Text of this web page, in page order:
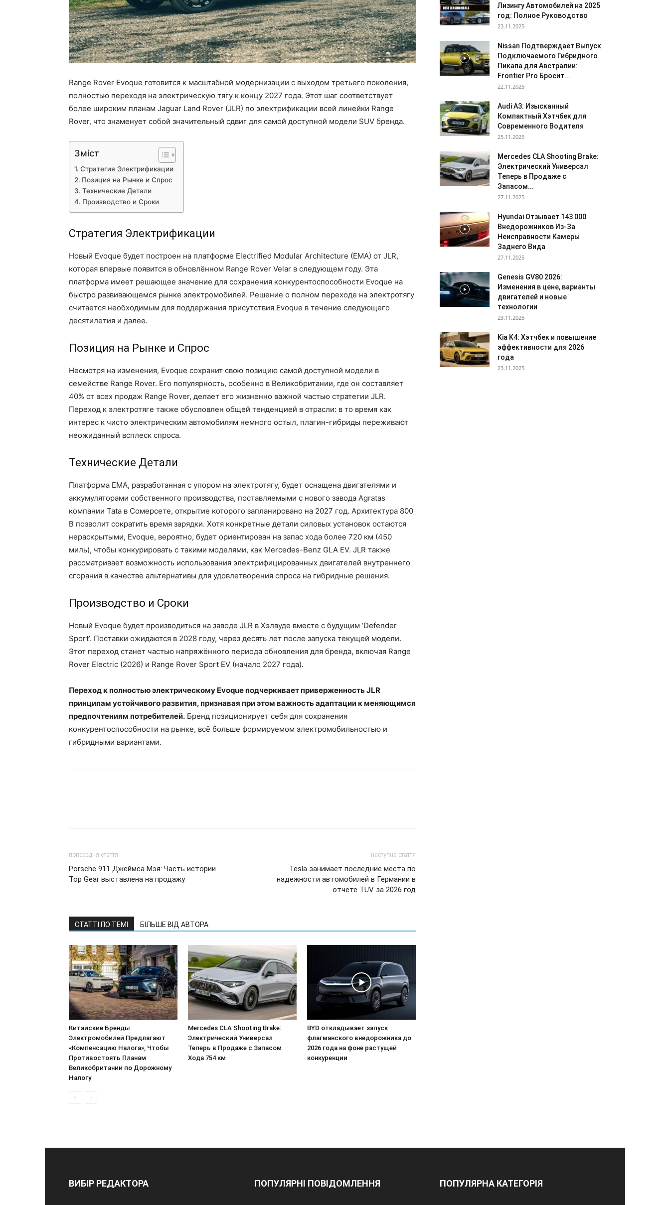
Range Rover Evoque готовится к масштабной модернизации с выходом третьего поколения,
полностью переходя на электрическую тягу к концу 2027 года. Этот шаг соответствует
более широким планам Jaguar Land Rover (JLR) по электрификации всей линейки Range
Rover, что знаменует собой значительный сдвиг для самой доступной модели SUV бренда.
Зміст
Стратегия Электрификации
Позиция на Рынке и Спрос
Технические Детали
Производство и Сроки
Стратегия Электрификации
Новый Evoque будет построен на платформе Electrified Modular Architecture (EMA) от JLR,
которая впервые появится в обновлённом Range Rover Velar в следующем году. Эта
платформа имеет решающее значение для сохранения конкурентоспособности Evoque на
быстро развивающемся рынке электромобилей. Решение о полном переходе на электротягу
считается необходимым для поддержания присутствия Evoque в течение следующего
десятилетия и далее.
Позиция на Рынке и Спрос
Несмотря на изменения, Evoque сохранит свою позицию самой доступной модели в
семействе Range Rover. Его популярность, особенно в Великобритании, где он составляет
40% от всех продаж Range Rover, делает его жизненно важной частью стратегии JLR.
Переход к электротяге также обусловлен общей тенденцией в отрасли: в то время как
интерес к чисто электрическим автомобилям немного остыл, плагин-гибриды переживают
неожиданный всплеск спроса.
Технические Детали
Платформа EMA, разработанная с упором на электротягу, будет оснащена двигателями и
аккумуляторами собственного производства, поставляемыми с нового завода Agratas
компании Tata в Сомерсете, открытие которого запланировано на 2027 год. Архитектура 800
В позволит сократить время зарядки. Хотя конкретные детали силовых установок остаются
нераскрытыми, Evoque, вероятно, будет ориентирован на запас хода более 720 км (450
миль), чтобы конкурировать с такими моделями, как Mercedes-Benz GLA EV. JLR также
рассматривает возможность использования электрифицированных двигателей внутреннего
сгорания в качестве альтернативы для удовлетворения спроса на гибридные решения.
Производство и Сроки
Новый Evoque будет производиться на заводе JLR в Хэлвуде вместе с будущим ‘Defender
Sport’. Поставки ожидаются в 2028 году, через десять лет после запуска текущей модели.
Этот переход станет частью напряжённого периода обновления для бренда, включая Range
Rover Electric (2026) и Range Rover Sport EV (начало 2027 года).
Переход к полностью электрическому Evoque подчеркивает приверженность JLR
принципам устойчивого развития, признавая при этом важность адаптации к меняющимся
предпочтениям потребителей. Бренд позиционирует себя для сохранения
конкурентоспособности на рынке, всё больше формируемом электромобильностью и
гибридными вариантами.
попередня стаття
Porsche 911 Джеймса Мэя: Часть истории
Top Gear выставлена на продажу
наступна стаття
Tesla занимает последние места по
надежности автомобилей в Германии в
отчете TÜV за 2026 год
СТАТТІ ПО ТЕМІ БІЛЬШЕ ВІД АВТОРА
Китайские Бренды
Электромобилей Предлагают
«Компенсацию Налога», Чтобы
Противостоять Планам
Великобритании по Дорожному
Налогу
Mercedes CLA Shooting Brake:
Электрический Универсал
Теперь в Продаже с Запасом
Хода 754 км
BYD откладывает запуск
флагманского внедорожника до
2026 года на фоне растущей
конкуренции
Лизингу Автомобилей на 2025
год: Полное Руководство
23.11.2025
Nissan Подтверждает Выпуск
Подключаемого Гибридного
Пикапа для Австралии:
Frontier Pro Бросит...
22.11.2025
Audi A3: Изысканный
Компактный Хэтчбек для
Современного Водителя
25.11.2025
Mercedes CLA Shooting Brake:
Электрический Универсал
Теперь в Продаже с
Запасом...
27.11.2025
Hyundai Отзывает 143 000
Внедорожников Из-За
Неисправности Камеры
Заднего Вида
27.11.2025
Genesis GV80 2026:
Изменения в цене, варианты
двигателей и новые
технологии
23.11.2025
Kia K4: Хэтчбек и повышение
эффективности для 2026
года
23.11.2025
ВИБІР РЕДАКТОРА ПОПУЛЯРНІ ПОВІДОМЛЕННЯ ПОПУЛЯРНА КАТЕГОРІЯ